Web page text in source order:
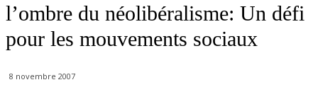
l’ombre du néolibéralisme: Un défi
pour les mouvements sociaux
8 novembre 2007